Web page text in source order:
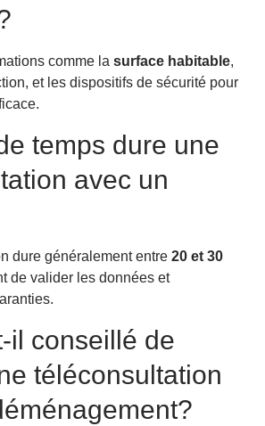
comme la surface habitable,
et les dispositifs de sécurité pour
temps dure une
avec un
dure généralement entre 20 et 30
de valider les données et
il conseillé de
téléconsultation